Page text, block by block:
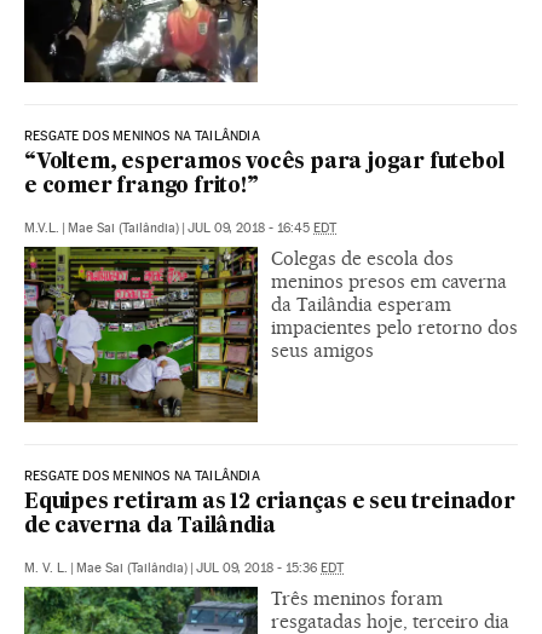
RESGATE DOS MENINOS NA TAILÂNDIA
“Voltem, esperamos vocês para jogar futebol
e comer frango frito!”
M.V.L. | Mae Sai (Tailândia) | JUL 09, 2018 - 16:45 EDT
Colegas de escola dos
meninos presos em caverna
da Tailândia esperam
impacientes pelo retorno dos
seus amigos
RESGATE DOS MENINOS NA TAILÂNDIA
Equipes retiram as 12 crianças e seu treinador
de caverna da Tailândia
M. V. L. | Mae Sai (Tailândia) | JUL 09, 2018 - 15:36 EDT
Três meninos foram
resgatadas hoje, terceiro dia